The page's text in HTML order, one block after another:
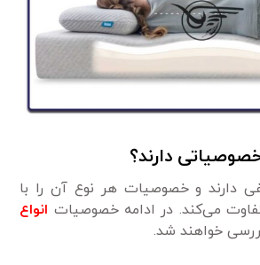
دارند؟
دارند و خصوصیات هر نوع آن را با
می‌کند. در ادامه خصوصیات انواع
خواهند شد.